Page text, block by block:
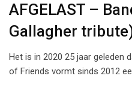
AFGELAST –
Gallagher
Het is in 2020 25 jaar geleden
of Friends vormt sinds 2012